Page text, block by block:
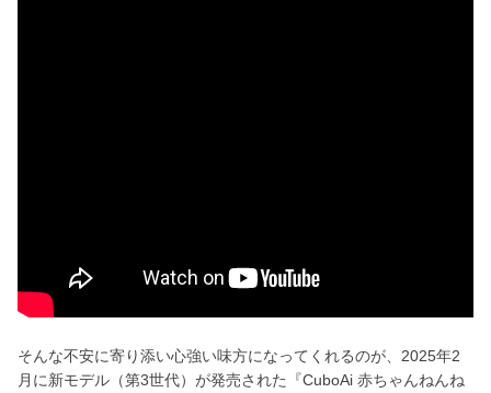
そんな不安に寄り添い心強い味方になってくれるのが、2025年2
月に新モデル（第3世代）が発売された『CuboAi 赤ちゃんねんね